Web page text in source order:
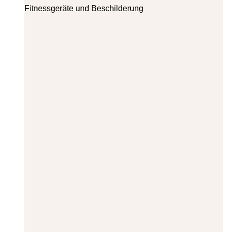
Fitnessgeräte und Beschilderung